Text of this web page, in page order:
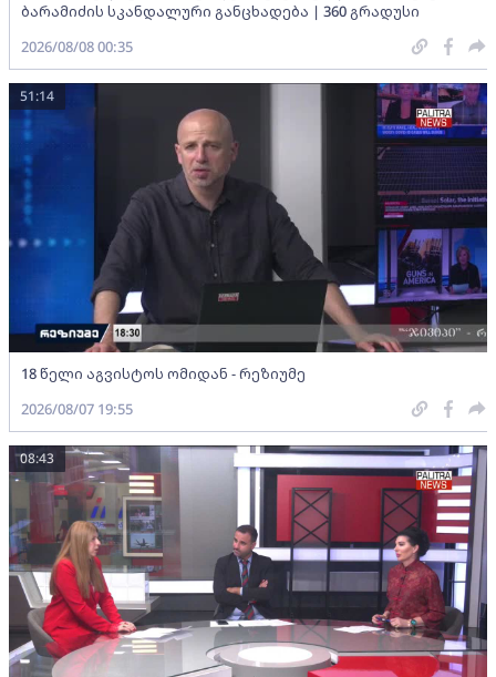
ბარამიძის სკანდალური განცხადება | 360 გრადუსი
2026/08/08 00:35
18 წელი აგვისტოს ომიდან - რეზიუმე
51:14
2026/08/07 19:55
08:43